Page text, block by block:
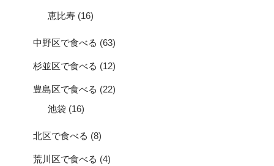
恵比寿 (16)
中野区で食べる (63)
杉並区で食べる (12)
豊島区で食べる (22)
池袋 (16)
北区で食べる (8)
荒川区で食べる (4)